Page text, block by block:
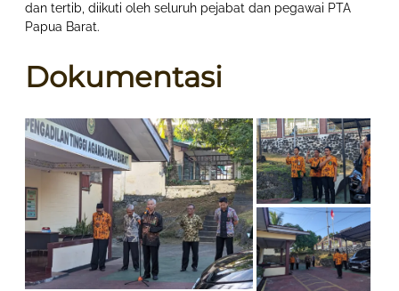
dan tertib, diikuti oleh seluruh pejabat dan pegawai PTA
Papua Barat.
Dokumentasi